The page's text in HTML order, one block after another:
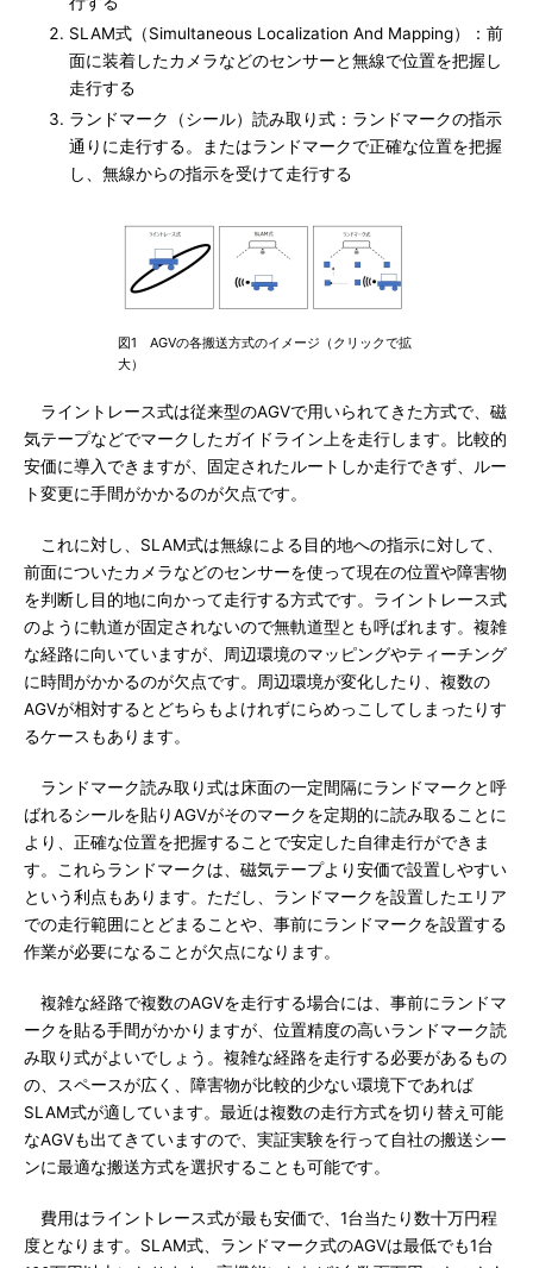
SLAM式（Simultaneous Localization And Mapping）：前
面に装着したカメラなどのセンサーと無線で位置を把握し
走行する
ランドマーク（シール）読み取り式：ランドマークの指示
通りに走行する。またはランドマークで正確な位置を把握
し、無線からの指示を受けて走行する
図1 AGVの各搬送方式のイメージ（クリックで拡
大）
ライントレース式は従来型のAGVで用いられてきた方式で、磁
気テープなどでマークしたガイドライン上を走行します。比較的
安価に導入できますが、固定されたルートしか走行できず、ルー
ト変更に手間がかかるのが欠点です。
これに対し、SLAM式は無線による目的地への指示に対して、
前面についたカメラなどのセンサーを使って現在の位置や障害物
を判断し目的地に向かって走行する方式です。ライントレース式
のように軌道が固定されないので無軌道型とも呼ばれます。複雑
な経路に向いていますが、周辺環境のマッピングやティーチング
に時間がかかるのが欠点です。周辺環境が変化したり、複数の
AGVが相対するとどちらもよけれずにらめっこしてしまったりす
るケースもあります。
ランドマーク読み取り式は床面の一定間隔にランドマークと呼
ばれるシールを貼りAGVがそのマークを定期的に読み取ることに
より、正確な位置を把握することで安定した自律走行ができま
す。これらランドマークは、磁気テープより安価で設置しやすい
という利点もあります。ただし、ランドマークを設置したエリア
での走行範囲にとどまることや、事前にランドマークを設置する
作業が必要になることが欠点になります。
複雑な経路で複数のAGVを走行する場合には、事前にランドマ
ークを貼る手間がかかりますが、位置精度の高いランドマーク読
み取り式がよいでしょう。複雑な経路を走行する必要があるもの
の、スペースが広く、障害物が比較的少ない環境下であれば
SLAM式が適しています。最近は複数の走行方式を切り替え可能
なAGVも出てきていますので、実証実験を行って自社の搬送シー
ンに最適な搬送方式を選択することも可能です。
費用はライントレース式が最も安価で、1台当たり数十万円程
度となります。SLAM式、ランドマーク式のAGVは最低でも1台